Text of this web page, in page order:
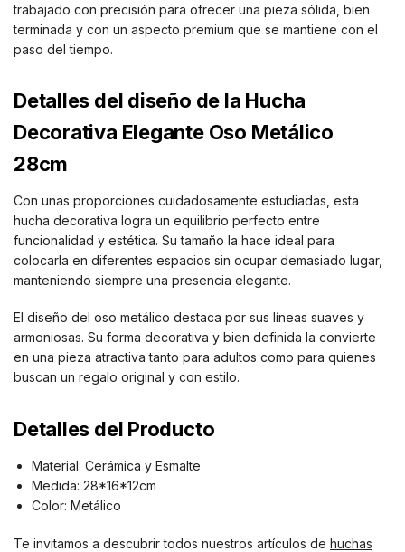
trabajado con precisión para ofrecer una pieza sólida, bien
terminada y con un aspecto premium que se mantiene con el
paso del tiempo.
Detalles del diseño de la Hucha
Decorativa Elegante Oso Metálico
28cm
Con unas proporciones cuidadosamente estudiadas, esta
hucha decorativa logra un equilibrio perfecto entre
funcionalidad y estética. Su tamaño la hace ideal para
colocarla en diferentes espacios sin ocupar demasiado lugar,
manteniendo siempre una presencia elegante.
El diseño del oso metálico destaca por sus líneas suaves y
armoniosas. Su forma decorativa y bien definida la convierte
en una pieza atractiva tanto para adultos como para quienes
buscan un regalo original y con estilo.
Detalles del Producto
Material: Cerámica y Esmalte
Medida: 28*16*12cm
Color: Metálico
Te invitamos a descubrir todos nuestros artículos de huchas